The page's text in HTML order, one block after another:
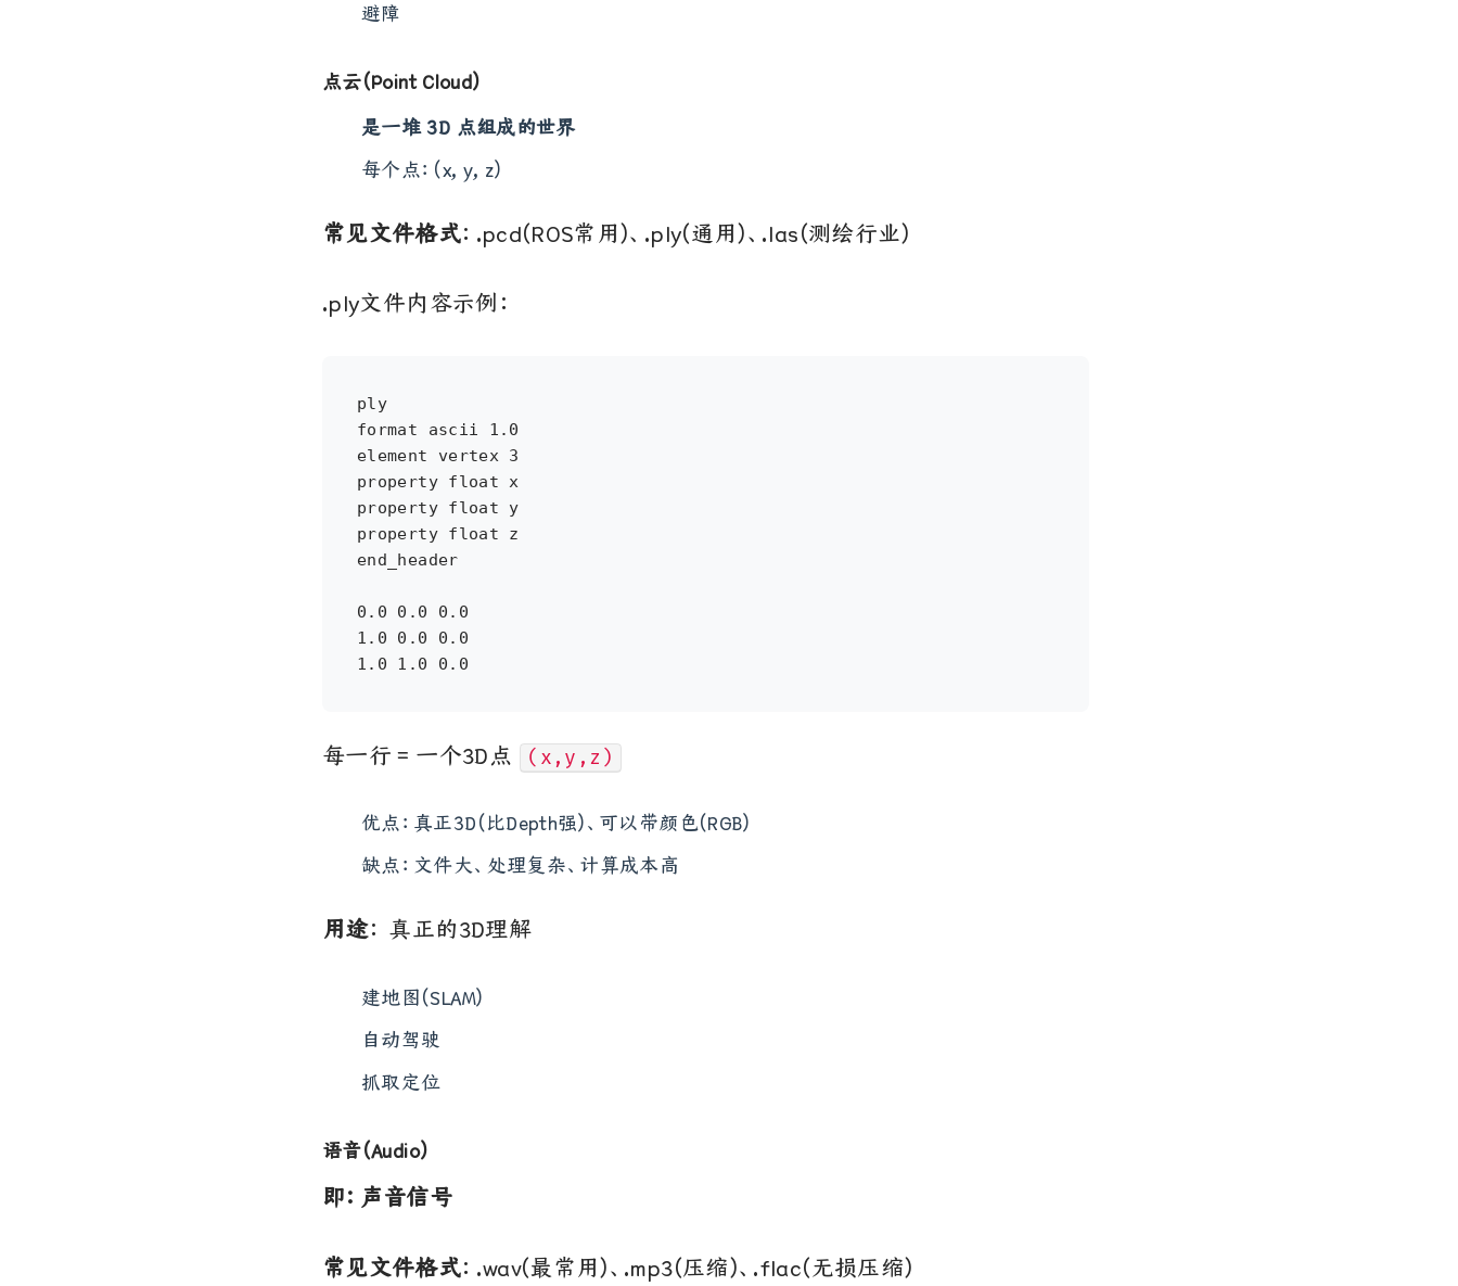
避障
点云(Point Cloud)
是一堆 3D 点组成的世界
每个点：(x, y, z)
常见文件格式：.pcd(ROS常用)、.ply(通用)、.las(测绘行业)
.ply文件内容示例：
ply
format ascii 1.0
element vertex 3
property float x
property float y
property float z
end_header
0.0 0.0 0.0
1.0 0.0 0.0
每一行 = 一个3D点 (x,y,z)
优点：真正3D(比Depth强)、可以带颜色(RGB)
缺点：文件大、处理复杂、计算成本高
用途： 真正的3D理解
建地图(SLAM)
自动驾驶
抓取定位
语音(Audio)
即：声音信号
常见文件格式：.wav(最常用)、.mp3(压缩)、.flac(无损压缩)